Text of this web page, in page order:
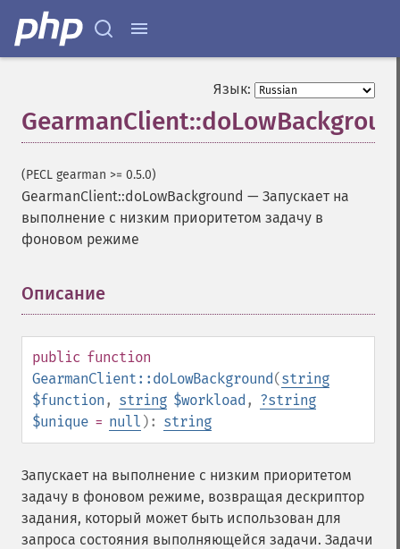
Язык:
(PECL gearman >= 0.5.0)
GearmanClient::doLowBackground — Запускает на
выполнение с низким приоритетом задачу в
фоновом режиме
Описание
public function
GearmanClient::doLowBackground(string
$function , string $workload , ?string
$unique = null ): string
Запускает на выполнение с низким приоритетом
задачу в фоновом режиме, возвращая дескриптор
задания, который может быть использован для
запроса состояния выполняющейся задачи. Задачи